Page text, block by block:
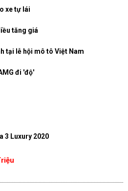
xe tự lái
tăng giá
tại lễ hội mô tô Việt Nam
đi 'độ'
3 Luxury 2020